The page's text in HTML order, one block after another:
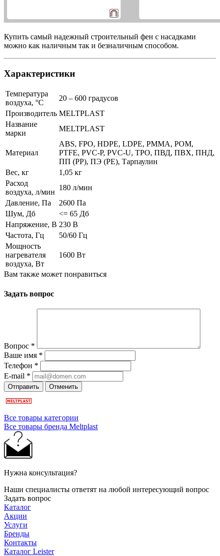
Купить самый надежный строительный фен с насадками
можно как наличным так и безналичным способом.
Характеристики
Температура
воздуха, °C
20 – 600 градусов
Производитель MELTPLAST
Название
марки
MELTPLAST
Материал
ABS, FPO, HDPE, LDPE, PMMA, POM,
PTFE, PVC-P, PVC-U, TPO, ПВД, ПВХ, ПНД,
ПП (PP), ПЭ (PE), Тарпаулин
Вес, кг
1,05 кг
Расход
воздуха, л/мин
180 л/мин
Давление, Па
2600 Па
Шум, Дб
<= 65 Дб
Напряжение, В 230 В
Частота, Гц
50/60 Гц
Мощность
нагревателя
воздуха, Вт
1600 Вт
Вам также может понравиться
Задать вопрос
Вопрос *
Ваше имя *
Телефон *
E-mail *
Отправить Отменить
Все товары категории
Все товары бренда Meltplast
Нужна консультация?
Наши специалисты ответят на любой интересующий вопрос
Задать вопрос
Каталог
Акции
Услуги
Бренды
Контакты
Каталог Leister